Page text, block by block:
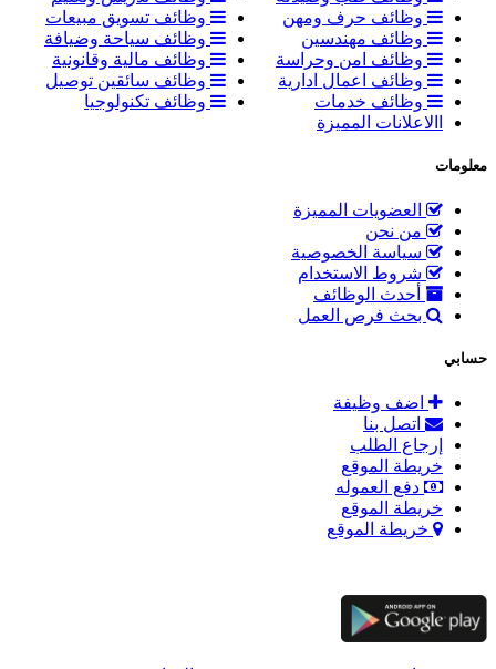
وظائف حرف ومهن
وظائف تسويق مبيعات
وظائف مهندسين
وظائف سياحة وضيافة
وظائف امن وحراسة
وظائف مالية وقانونية
وظائف اعمال ادارية
وظائف سائقين توصيل
وظائف خدمات
وظائف تكنولوجيا
االاعلانات المميزة
معلومات
العضويات المميزة
من نحن
سياسة الخصوصية
شروط الاستخدام
أحدث الوظائف
بحث فرص العمل
حسابي
اضف وظيفة
اتصل بنا
إرجاع الطلب
خريطة الموقع
دفع العموله
خريطة الموقع
خريطة الموقع